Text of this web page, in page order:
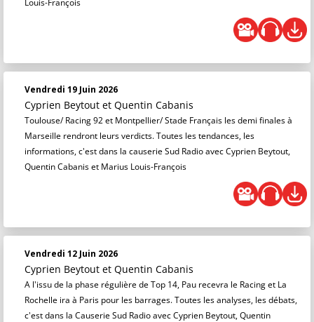
Louis-François
Vendredi 19 Juin 2026
Cyprien Beytout et Quentin Cabanis
Toulouse/ Racing 92 et Montpellier/ Stade Français les demi finales à
Marseille rendront leurs verdicts. Toutes les tendances, les
informations, c'est dans la causerie Sud Radio avec Cyprien Beytout,
Quentin Cabanis et Marius Louis-François
Vendredi 12 Juin 2026
Cyprien Beytout et Quentin Cabanis
A l'issu de la phase régulière de Top 14, Pau recevra le Racing et La
Rochelle ira à Paris pour les barrages. Toutes les analyses, les débats,
c'est dans la Causerie Sud Radio avec Cyprien Beytout, Quentin